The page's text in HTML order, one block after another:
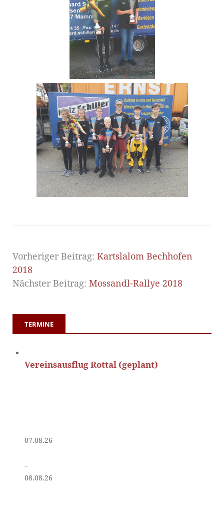
Vorheriger Beitrag: Kartslalom Bechhofen
2018
Nächster Beitrag: Mossandl-Rallye 2018
TERMINE
Vereinsausflug Rottal (geplant)
07.08.26
–
08.08.26